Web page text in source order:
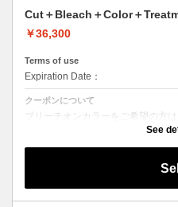
Cut＋Bleach＋Color＋
￥36,300
Terms of use
Expiration Date：
クーポンについて
ブリーチオンカラーをご希望の方
イクロバブルシャンプー込み
で、料金が前後する場合がござい
現できない場合がございます。
●髪の長さにより別途ロング料金を
See